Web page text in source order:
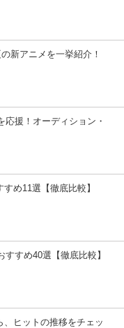
新アニメを一挙紹介！
応援！オーディション・
め11選【徹底比較】
すめ40選【徹底比較】
ヒットの推移をチェッ